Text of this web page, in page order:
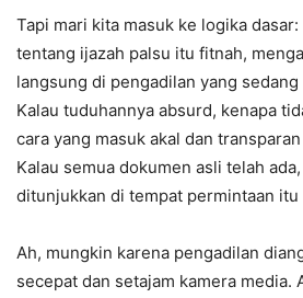
Tapi mari kita masuk ke logika
tentang ijazah palsu itu fitnah,
langsung di pengadilan yang
Kalau tuduhannya absurd, kenapa
cara yang masuk akal dan
Kalau semua dokumen asli telah
ditunjukkan di tempat permintaan itu
Ah, mungkin karena pengadilan
secepat dan setajam kamera media.